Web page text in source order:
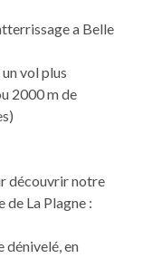
a Belle
vol plus
2000 m de
découvrir notre
de La Plagne :
dénivelé, en